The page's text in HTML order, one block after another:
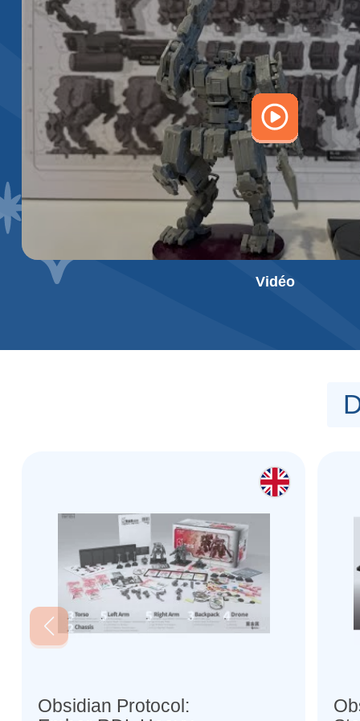
2 x AC-150 HMG (R)
1 x Railgun d'épaule R-20 (G)
1 x Railgun R-20 à l'épaule (D)
2 x Bulwark de type 77 (G)
2 x CC-4 Cleaver (R)
Drone :
2 x DTG-30 « Hyena » Chassis
2 x ML-34 Quad Missile Rack
2 x Radar EW
15 x jetons de position
6 x jeton de nombre de drones
10 x jeton de dégâts
5 x jeton de réparation
6 x jetons de haute lumière
4 x jetons d'immobilisation
Vidéo
Obsidian Protocol: